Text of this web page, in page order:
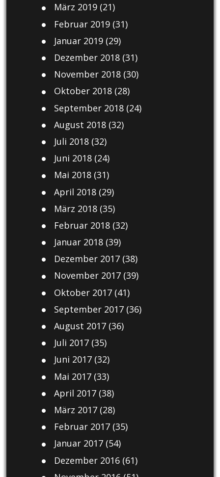
März 2019(21)
Februar 2019(31)
Januar 2019(29)
Dezember 2018(31)
November 2018(30)
Oktober 2018(28)
September 2018(24)
August 2018(32)
Juli 2018(32)
Juni 2018(24)
Mai 2018(31)
April 2018(29)
März 2018(35)
Februar 2018(32)
Januar 2018(39)
Dezember 2017(38)
November 2017(39)
Oktober 2017(41)
September 2017(36)
August 2017(36)
Juli 2017(35)
Juni 2017(32)
Mai 2017(33)
April 2017(38)
März 2017(28)
Februar 2017(35)
Januar 2017(54)
Dezember 2016(61)